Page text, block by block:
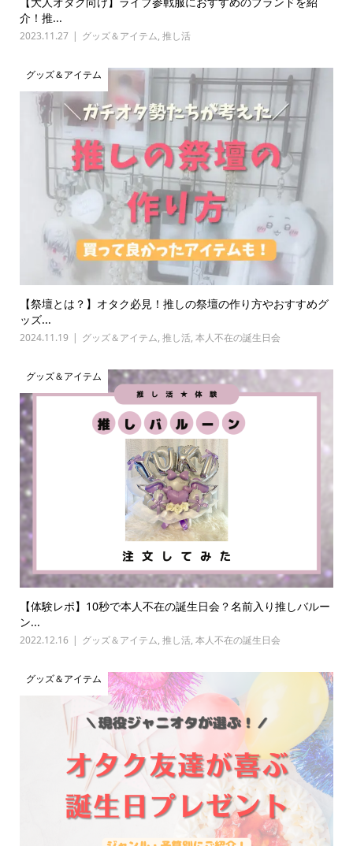
介！推...
2023.11.27 グッズ＆アイテム, 推し活
グッズ＆アイテム
【祭壇とは？】オタク必見！推しの祭壇の作り方やおすすめグ
ッズ...
2024.11.19 グッズ＆アイテム, 推し活, 本人不在の誕生日会
グッズ＆アイテム
【体験レポ】10秒で本人不在の誕生日会？名前入り推しバルー
ン...
2022.12.16 グッズ＆アイテム, 推し活, 本人不在の誕生日会
グッズ＆アイテム